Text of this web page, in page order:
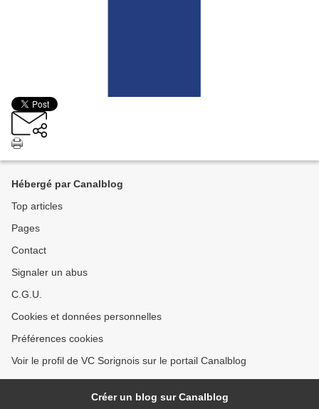
Hébergé par Canalblog
Top articles
Pages
Contact
Signaler un abus
C.G.U.
Cookies et données personnelles
Préférences cookies
Voir le profil de VC Sorignois sur le portail Canalblog
Créer un blog sur Canalblog